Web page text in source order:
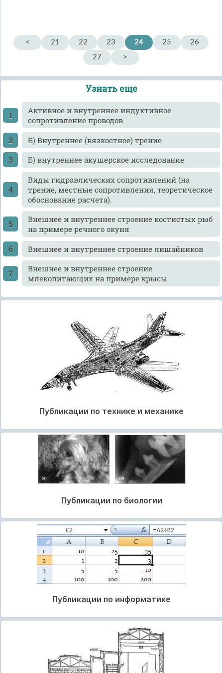
< 21 22 23 24 25
26
27
>
Узнать еще
Активное и внутреннее индуктивное
сопротивление проводов
Б) Внутреннее (вязкостное) трение
Б) внутреннее акушерское исследование
Виды гидравлических сопротивлений (на
трение, местные сопротивления, теоретическое
обоснование расчета).
Внешнее и внутреннее строение костистых рыб
на примере речного окуня
Внешнее и внутреннее строение лишайников
Внешнее и внутреннее строение
млекопитающих на примере крысы
Публикации по технике и механике
Публикации по биологии
Публикации по информатике